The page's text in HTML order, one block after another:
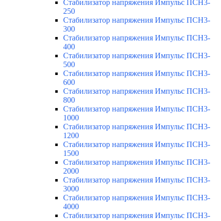
Стабилизатор напряжения Импульс ПСН3-
250
Стабилизатор напряжения Импульс ПСН3-
300
Стабилизатор напряжения Импульс ПСН3-
400
Стабилизатор напряжения Импульс ПСН3-
500
Стабилизатор напряжения Импульс ПСН3-
600
Стабилизатор напряжения Импульс ПСН3-
800
Стабилизатор напряжения Импульс ПСН3-
1000
Стабилизатор напряжения Импульс ПСН3-
1200
Стабилизатор напряжения Импульс ПСН3-
1500
Стабилизатор напряжения Импульс ПСН3-
2000
Стабилизатор напряжения Импульс ПСН3-
3000
Стабилизатор напряжения Импульс ПСН3-
4000
Стабилизатор напряжения Импульс ПСН3-